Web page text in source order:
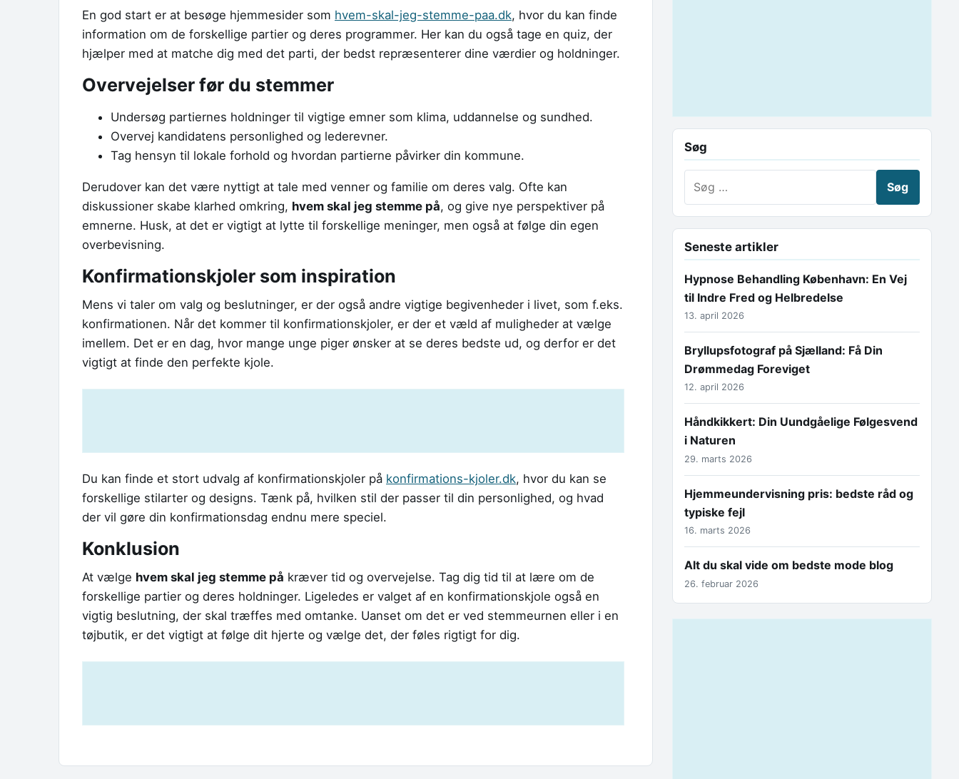
En god start er at besøge hjemmesider som hvem-skal-jeg-stemme-paa.dk, hvor du kan finde
information om de forskellige partier og deres programmer. Her kan du også tage en quiz, der
hjælper med at matche dig med det parti, der bedst repræsenterer dine værdier og holdninger.
Overvejelser før du stemmer
Undersøg partiernes holdninger til vigtige emner som klima, uddannelse og sundhed.
Overvej kandidatens personlighed og lederevner.
Tag hensyn til lokale forhold og hvordan partierne påvirker din kommune.
Derudover kan det være nyttigt at tale med venner og familie om deres valg. Ofte kan
diskussioner skabe klarhed omkring, hvem skal jeg stemme på, og give nye perspektiver på
emnerne. Husk, at det er vigtigt at lytte til forskellige meninger, men også at følge din egen
overbevisning.
Konfirmationskjoler som inspiration
Mens vi taler om valg og beslutninger, er der også andre vigtige begivenheder i livet, som f.eks.
konfirmationen. Når det kommer til konfirmationskjoler, er der et væld af muligheder at vælge
imellem. Det er en dag, hvor mange unge piger ønsker at se deres bedste ud, og derfor er det
vigtigt at finde den perfekte kjole.
Du kan finde et stort udvalg af konfirmationskjoler på konfirmations-kjoler.dk, hvor du kan se
forskellige stilarter og designs. Tænk på, hvilken stil der passer til din personlighed, og hvad
der vil gøre din konfirmationsdag endnu mere speciel.
Konklusion
At vælge hvem skal jeg stemme på kræver tid og overvejelse. Tag dig tid til at lære om de
forskellige partier og deres holdninger. Ligeledes er valget af en konfirmationskjole også en
vigtig beslutning, der skal træffes med omtanke. Uanset om det er ved stemmeurnen eller i en
tøjbutik, er det vigtigt at følge dit hjerte og vælge det, der føles rigtigt for dig.
Søg
Seneste artikler
Hypnose Behandling København: En Vej
til Indre Fred og Helbredelse
13. april 2026
Bryllupsfotograf på Sjælland: Få Din
Drømmedag Foreviget
12. april 2026
Håndkikkert: Din Uundgåelige Følgesvend
i Naturen
29. marts 2026
Hjemmeundervisning pris: bedste råd og
typiske fejl
16. marts 2026
Alt du skal vide om bedste mode blog
26. februar 2026